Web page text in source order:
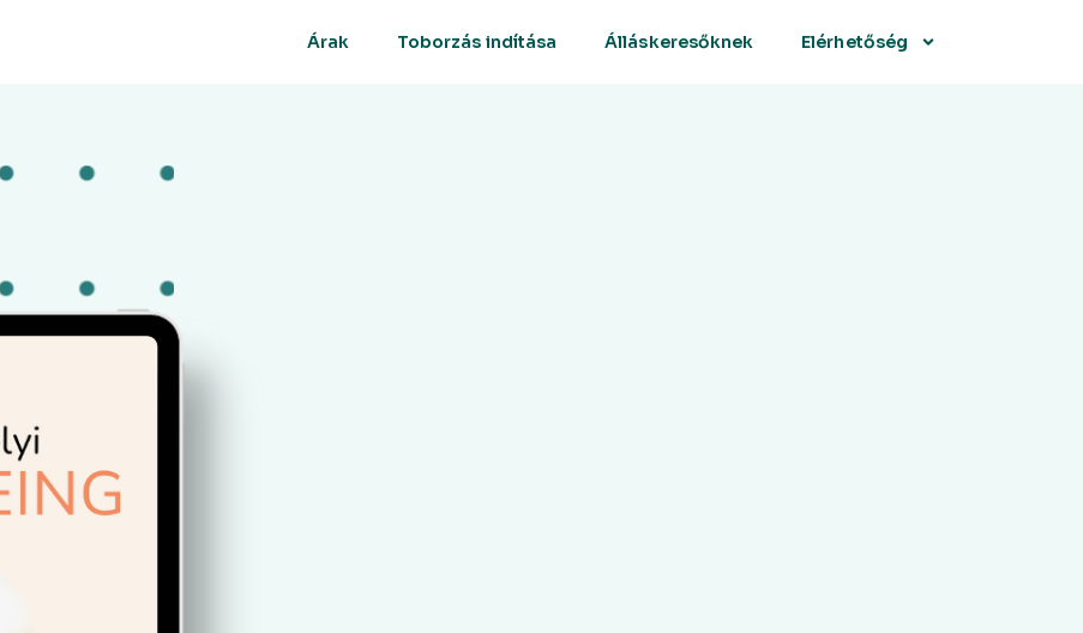
Árak Toborzás indítása Álláskeresőknek Elérhetőség